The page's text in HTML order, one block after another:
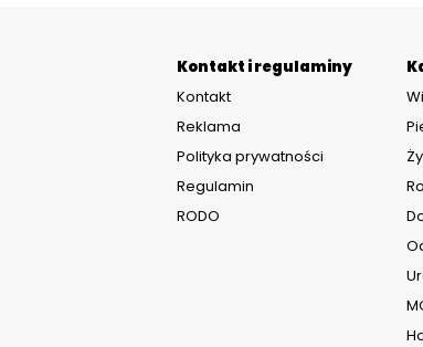
Kontakt i regulaminy
Kontakt
Reklama
Polityka prywatności
Regulamin
RODO